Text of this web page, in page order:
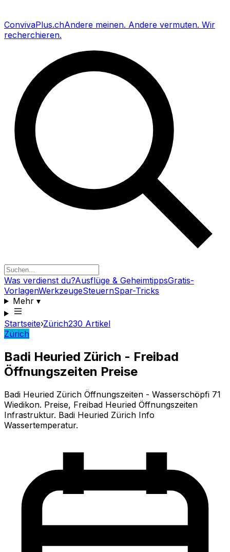
ConvivaPlus.chAndere meinen. Andere vermuten. Wir
recherchieren.
Was verdienst du?Ausflüge & GeheimtippsGratis-
VorlagenWerkzeugeSteuernSpar-Tricks
Mehr▾
Startseite›Zürich230 Artikel
Zürich
Badi Heuried Zürich - Freibad
Öffnungszeiten Preise
Badi Heuried Zürich Öffnungszeiten - Wasserschöpfi 71
Wiedikon. Preise, Freibad Heuried Öffnungszeiten
Infrastruktur. Badi Heuried Zürich Info
Wassertemperatur.